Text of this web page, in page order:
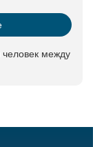
человек между